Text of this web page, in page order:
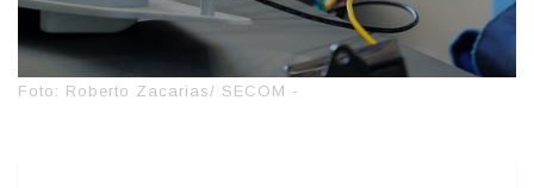
Foto: Roberto Zacarias/ SECOM -